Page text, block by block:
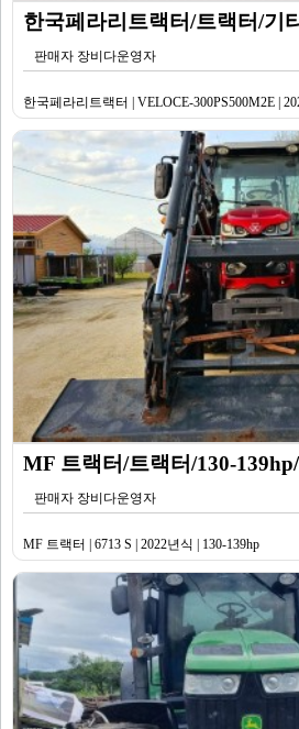
판매자 장비다운영자
한국페라리트랙터 | VELOCE-300PS500M2E |
MF 트랙터/트랙터/130-
판매자 장비다운영자
MF 트랙터 | 6713 S | 2022년식 | 130-139hp